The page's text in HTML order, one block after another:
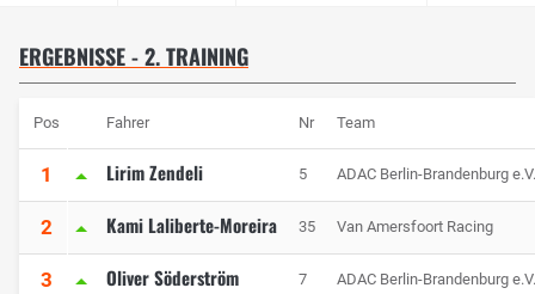
ERGEBNISSE - 2. TRAINING
Pos Fahrer Nr Team
1 Lirim Zendeli 5 ADAC Berlin-Brandenburg e.V.
2 Kami Laliberte-Moreira 35 Van Amersfoort Racing
3 Oliver Söderström 7 ADAC Berlin-Brandenburg e.V.